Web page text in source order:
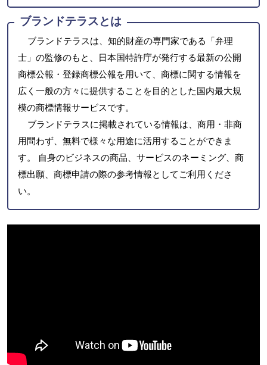
ブランドテラスとは
ブランドテラスは、知的財産の専門家である「弁理
士」の監修のもと、日本国特許庁が発行する最新の公開
商標公報・登録商標公報を用いて、商標に関する情報を
広く一般の方々に提供することを目的とした国内最大規
模の商標情報サービスです。
ブランドテラスに掲載されている情報は、商用・非商
用問わず、無料で様々な用途に活用することができま
す。 自身のビジネスの商品、サービスのネーミング、商
標出願、商標申請の際の参考情報としてご利用くださ
い。